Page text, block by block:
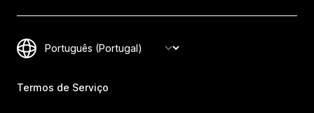
Termos de Serviço